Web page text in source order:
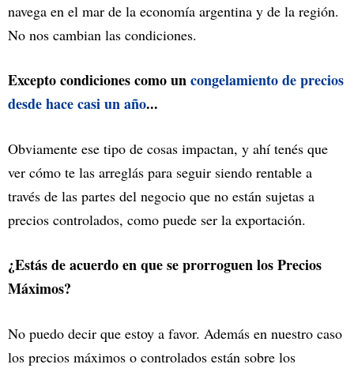
navega en el mar de la economía argentina y de la región.
No nos cambian las condiciones.
Excepto condiciones como uncongelamiento de precios
desde hace casi un año...
Obviamente ese tipo de cosas impactan, y ahí tenés que
ver cómo te las arreglás para seguir siendo rentable a
través de las partes del negocio que no están sujetas a
precios controlados, como puede ser la exportación.
¿Estás de acuerdo en que se prorroguen los Precios
Máximos?
No puedo decir que estoy a favor. Además en nuestro caso
los precios máximos o controlados están sobre los